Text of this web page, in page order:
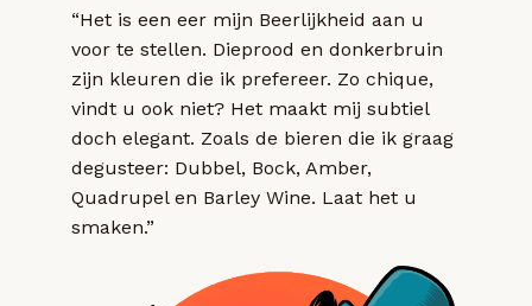
“Het is een eer mijn Beerlijkheid aan u
voor te stellen. Dieprood en donkerbruin
zijn kleuren die ik prefereer. Zo chique,
vindt u ook niet? Het maakt mij subtiel
doch elegant. Zoals de bieren die ik graag
degusteer: Dubbel, Bock, Amber,
Quadrupel en Barley Wine. Laat het u
smaken.”